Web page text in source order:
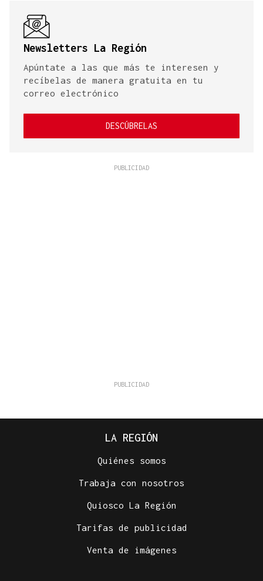
Newsletters La Región
Apúntate a las que más te interesen y
recíbelas de manera gratuita en tu
correo electrónico
DESCÚBRELAS
LA REGIÓN
Quiénes somos
Trabaja con nosotros
Quiosco La Región
Tarifas de publicidad
Venta de imágenes